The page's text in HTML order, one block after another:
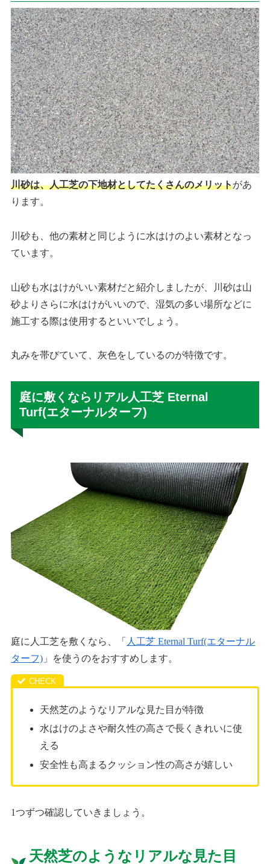
川砂は、人工芝の下地材としてたくさんのメリットがあ
ります。
川砂も、他の素材と同じように水はけのよい素材となっ
ています。
山砂も水はけがいい素材だと紹介しましたが、川砂は山
砂よりさらに水はけがいいので、湿気の多い場所などに
施工する際は使用するといいでしょう。
丸みを帯びていて、灰色をしているのが特徴です。
庭に敷くならリアル人工芝 Eternal
Turf(エターナルターフ)
庭に人工芝を敷くなら、「 人工芝 Eternal Turf(エターナル
ターフ) 」を使うのをおすすめします。
天然芝のようなリアルな見た目が特徴
水はけのよさや耐久性の高さで長くきれいに使
える
安全性も高まるクッション性の高さが嬉しい
1つずつ確認していきましょう。
天然芝のようなリアルな見た目